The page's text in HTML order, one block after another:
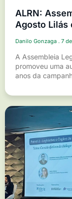
ALRN:
Agosto Lilás
Danilo Gonzaga 7
A Assembleia
promoveu uma
anos da